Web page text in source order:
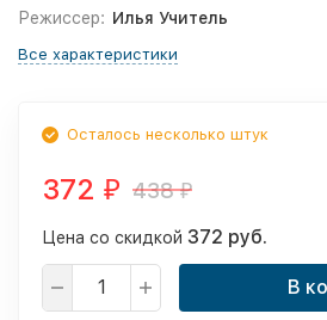
Режиссер: Илья Учитель
Все характеристики
Осталось несколько штук
372 ₽ 438₽
Цена со скидкой 372 руб.
В